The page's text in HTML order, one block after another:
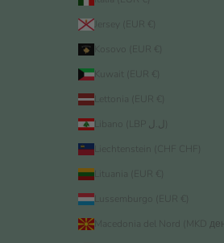
Jersey (EUR €)
Kuwait (EUR €)
Lettonia (EUR €)
Liechtenstein (CHF CHF)
Lituania (EUR €)
Lussemburgo (EUR €)
Macedonia del Nord (MKD ден)